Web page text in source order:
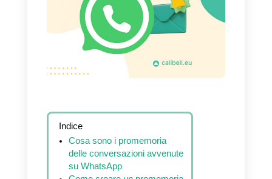
WhatsApp con i
tuoi clienti